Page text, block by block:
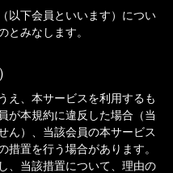
以下会員といいます）につい
とみなします。
え、本サービスを利用するも
が本規約に違反した場合（当
ん）、当該会員の本サービス
措置を行う場合があります。
、当該措置について、理由の